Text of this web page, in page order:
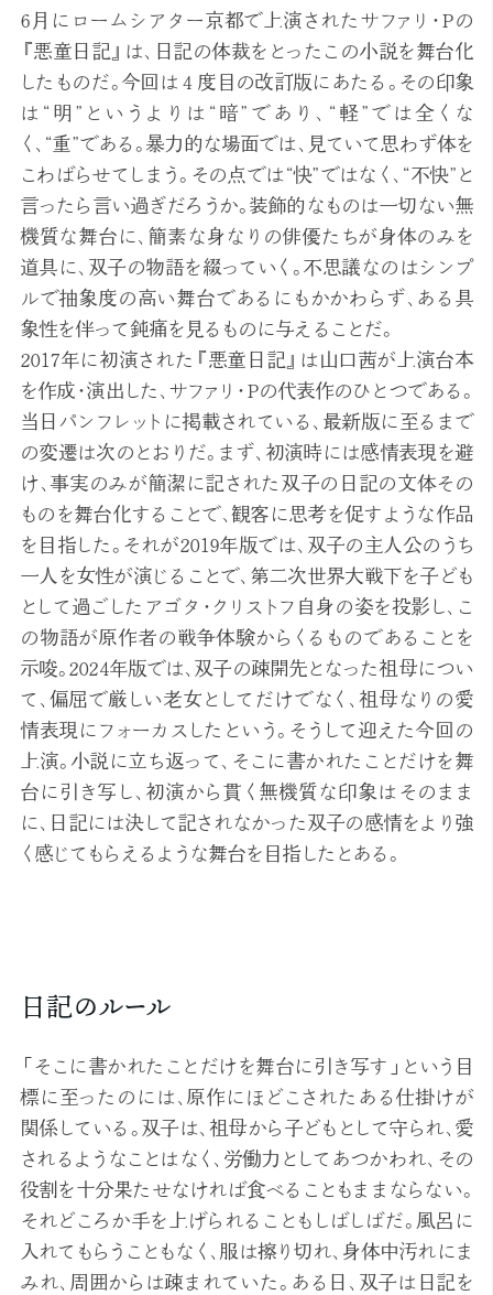
6月にロームシアター京都で上演されたサファリ・Pの
『悪童日記』は、日記の体裁をとったこの小説を舞台化
したものだ。今回は４度目の改訂版にあたる。その印象
は“明”というよりは“暗”であり、“軽”では全くな
く、“重”である。暴力的な場面では、見ていて思わず体を
こわばらせてしまう。その点では“快”ではなく、“不快”と
言ったら言い過ぎだろうか。装飾的なものは一切ない無
機質な舞台に、簡素な身なりの俳優たちが身体のみを
道具に、双子の物語を綴っていく。不思議なのはシンプ
ルで抽象度の高い舞台であるにもかかわらず、ある具
象性を伴って鈍痛を見るものに与えることだ。
2017年に初演された『悪童日記』は山口茜が上演台本
を作成・演出した、サファリ・Pの代表作のひとつである。
当日パンフレットに掲載されている、最新版に至るまで
の変遷は次のとおりだ。まず、初演時には感情表現を避
け、事実のみが簡潔に記された双子の日記の文体その
ものを舞台化することで、観客に思考を促すような作品
を目指した。それが2019年版では、双子の主人公のうち
一人を女性が演じることで、第二次世界大戦下を子ども
として過ごしたアゴタ・クリストフ自身の姿を投影し、こ
の物語が原作者の戦争体験からくるものであることを
示唆。2024年版では、双子の疎開先となった祖母につい
て、偏屈で厳しい老女としてだけでなく、祖母なりの愛
情表現にフォーカスしたという。そうして迎えた今回の
上演。小説に立ち返って、そこに書かれたことだけを舞
台に引き写し、初演から貫く無機質な印象はそのまま
に、日記には決して記されなかった双子の感情をより強
く感じてもらえるような舞台を目指したとある。
日記のルール
「そこに書かれたことだけを舞台に引き写す」という目
標に至ったのには、原作にほどこされたある仕掛けが
関係している。双子は、祖母から子どもとして守られ、愛
されるようなことはなく、労働力としてあつかわれ、その
役割を十分果たせなければ食べることもままならない。
それどころか手を上げられることもしばしばだ。風呂に
入れてもらうこともなく、服は擦り切れ、身体中汚れにま
みれ、周囲からは疎まれていた。ある日、双子は日記を